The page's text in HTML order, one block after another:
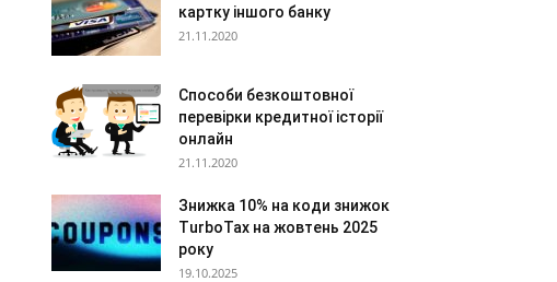
картку іншого банку
21.11.2020
Способи безкоштовної
перевірки кредитної історії
онлайн
21.11.2020
Знижка 10% на коди знижок
TurboTax на жовтень 2025
року
19.10.2025